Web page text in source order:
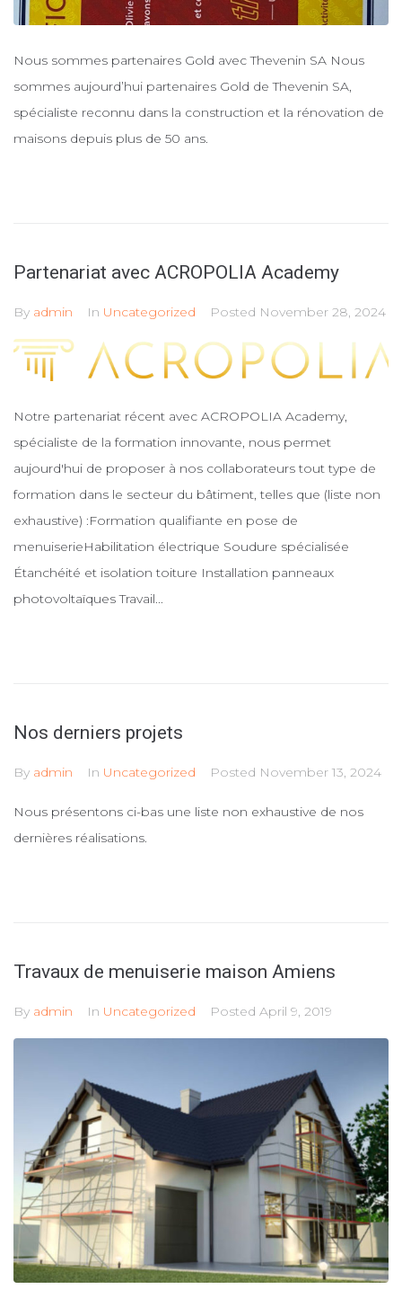
Nous sommes partenaires Gold avec Thevenin SA Nous
sommes aujourd’hui partenaires Gold de Thevenin SA,
spécialiste reconnu dans la construction et la rénovation de
maisons depuis plus de 50 ans.
Partenariat avec ACROPOLIA Academy
By admin In Uncategorized Posted November 28, 2024
Notre partenariat récent avec ACROPOLIA Academy,
spécialiste de la formation innovante, nous permet
aujourd'hui de proposer à nos collaborateurs tout type de
formation dans le secteur du bâtiment, telles que (liste non
exhaustive) :Formation qualifiante en pose de
menuiserieHabilitation électrique Soudure spécialisée
Étanchéité et isolation toiture Installation panneaux
photovoltaïques Travail...
Nos derniers projets
By admin In Uncategorized Posted November 13, 2024
Nous présentons ci-bas une liste non exhaustive de nos
dernières réalisations.
Travaux de menuiserie maison Amiens
By admin In Uncategorized Posted April 9, 2019